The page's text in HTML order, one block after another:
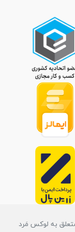
به لوکس مَرد